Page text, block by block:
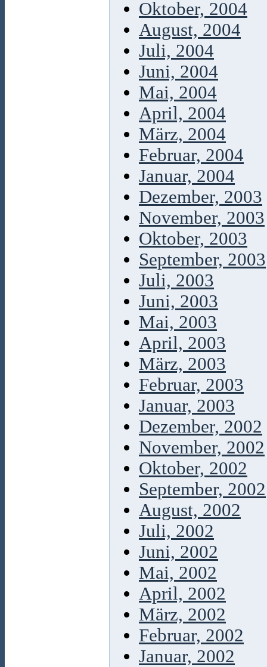
Oktober, 2004
August, 2004
Juli, 2004
Juni, 2004
Mai, 2004
April, 2004
März, 2004
Februar, 2004
Januar, 2004
Dezember, 2003
November, 2003
Oktober, 2003
September, 2003
Juli, 2003
Juni, 2003
Mai, 2003
April, 2003
März, 2003
Februar, 2003
Januar, 2003
Dezember, 2002
November, 2002
Oktober, 2002
September, 2002
August, 2002
Juli, 2002
Juni, 2002
Mai, 2002
April, 2002
März, 2002
Februar, 2002
Januar, 2002